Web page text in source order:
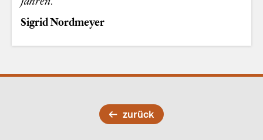
Sigrid Nordmeyer
zurück